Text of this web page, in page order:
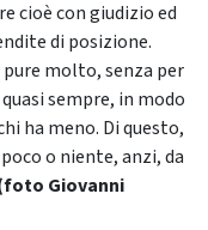
cioè con giudizio ed
di posizione.
molto, senza per
sempre, in modo
ha meno. Di questo,
o niente, anzi, da
Giovanni